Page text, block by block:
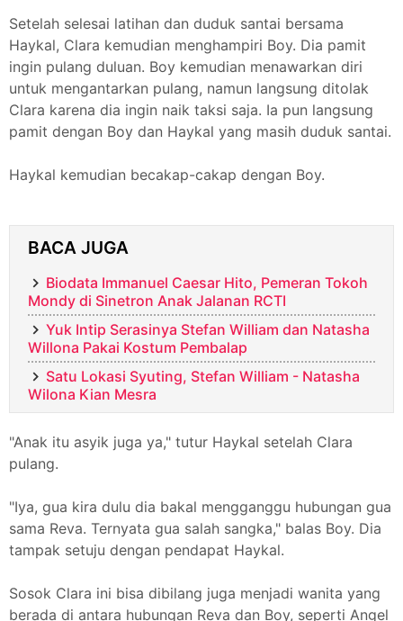
Setelah selesai latihan dan duduk santai bersama
Haykal, Clara kemudian menghampiri Boy. Dia pamit
ingin pulang duluan. Boy kemudian menawarkan diri
untuk mengantarkan pulang, namun langsung ditolak
Clara karena dia ingin naik taksi saja. Ia pun langsung
pamit dengan Boy dan Haykal yang masih duduk santai.
Haykal kemudian becakap-cakap dengan Boy.
BACA JUGA
Biodata Immanuel Caesar Hito, Pemeran Tokoh
Mondy di Sinetron Anak Jalanan RCTI
Yuk Intip Serasinya Stefan William dan Natasha
Willona Pakai Kostum Pembalap
Satu Lokasi Syuting, Stefan William - Natasha
Wilona Kian Mesra
"Anak itu asyik juga ya," tutur Haykal setelah Clara
pulang.
"Iya, gua kira dulu dia bakal mengganggu hubungan gua
sama Reva. Ternyata gua salah sangka," balas Boy. Dia
tampak setuju dengan pendapat Haykal.
Sosok Clara ini bisa dibilang juga menjadi wanita yang
berada di antara hubungan Reva dan Boy, seperti Angel